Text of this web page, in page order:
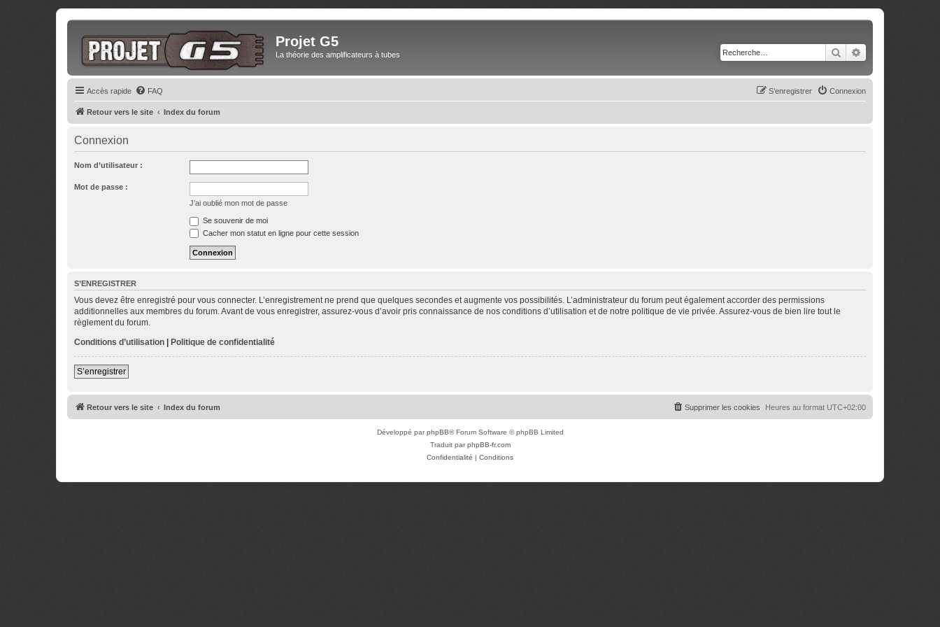
Projet G5
La théorie des amplificateurs à tubes Rechercher
Accès rapide FAQ Connexion
S’enregistrer
Retour vers le site Index du forum
Connexion
Nom d’utilisateur :
Mot de passe :
J’ai oublié mon mot de passe
Se souvenir de moi
Cacher mon statut en ligne pour cette session
S’ENREGISTRER
Vous devez être enregistré pour vous connecter. L’enregistrement ne prend que quelques secondes et augmente vos possibilités. L’administrateur du forum peut également accorder des permissions
additionnelles aux membres du forum. Avant de vous enregistrer, assurez-vous d’avoir pris connaissance de nos conditions d’utilisation et de notre politique de vie privée. Assurez-vous de bien lire tout le
règlement du forum.
Conditions d’utilisation | Politique de confidentialité
S’enregistrer
Retour vers le site Index du forum Heures au format UTC+02:00
Supprimer les cookies
Développé parphpBB® Forum Software © phpBB Limited
Traduit parphpBB-fr.com
Confidentialité | Conditions